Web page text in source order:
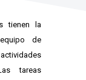
tienen la
de
tareas